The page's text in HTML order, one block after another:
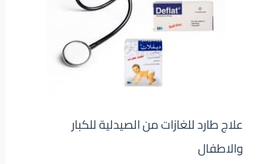
علاج طارد للغازات من الصيدلية للكبار
والاطفال